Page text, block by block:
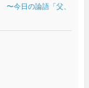
今日の論語「父、